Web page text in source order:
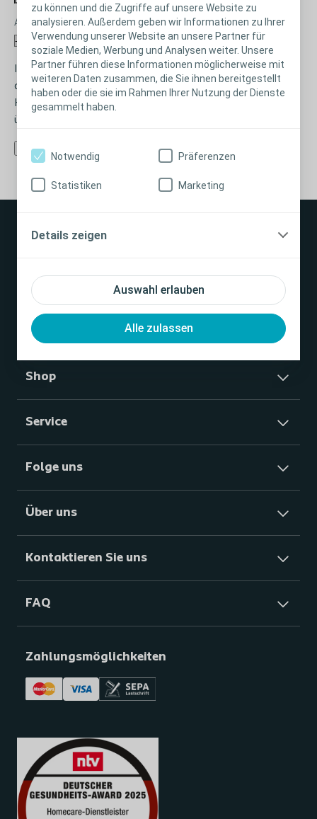
zu können und die Zugriffe auf unsere Website zu
analysieren. Außerdem geben wir Informationen zu Ihrer
Verwendung unserer Website an unsere Partner für
soziale Medien, Werbung und Analysen weiter. Unsere
Partner führen diese Informationen möglicherweise mit
weiteren Daten zusammen, die Sie ihnen bereitgestellt
haben oder die sie im Rahmen Ihrer Nutzung der Dienste
gesammelt haben.
Auswahl erlauben
Alle zulassen
Notwendig Präferenzen
Statistiken Marketing
Details zeigen
Anliegen
Ihre personenbezogenen Daten werden nur zum Zweck
der Ausführung des Telefon-Rückufs verarbeitet.
Hinweise zum Datenschutz bei Coloplast erhalten Sie
über
Bitte um Rückruf
notes
Stoma
Kontinenz
Shop
Service
Folge uns
Über uns
Kontaktieren Sie uns
FAQ
Zahlungsmöglichkeiten